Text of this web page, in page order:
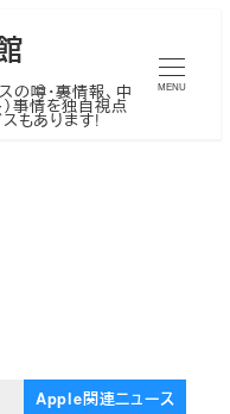
噂・裏情報、中
）事情を独自視点
もあります!
MENU
Apple関連ニュース